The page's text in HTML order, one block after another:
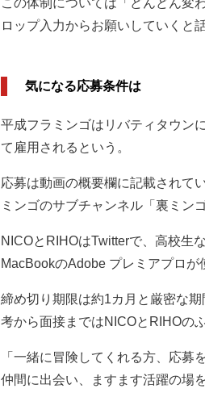
ロップ入力からお願いしていくと
気になる応募条件は
平成フラミンゴはリバティタウン
て雇用されるという。
応募は動画の概要欄に記載されて
ミンゴのサブチャンネル「裏ミン
NICOとRIHOはTwitterで、高校生
MacBookのAdobe プレミアプロが
締め切り期限は約1カ月と厳密な
考から面接まではNICOとRIHOの
「一緒に冒険してくれる方、応
仲間に出会い、ますます活躍の場